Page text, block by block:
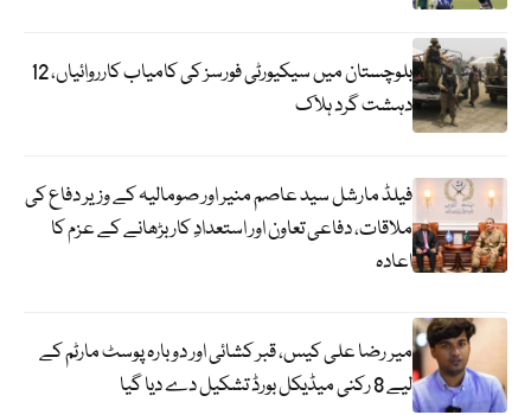
بلوچستان میں سیکیورٹی فورسز کی کامیاب کارروائیاں، 12
دہشت گرد ہلاک
فیلڈ مارشل سید عاصم منیر اور صومالیہ کے وزیر دفاع کی
ملاقات، دفاعی تعاون اور استعدادِ کار بڑھانے کے عزم کا
اعادہ
میر رضا علی کیس، قبر کشائی اور دوبارہ پوسٹ مارٹم کے
لیے 8 رکنی میڈیکل بورڈ تشکیل دے دیا گیا